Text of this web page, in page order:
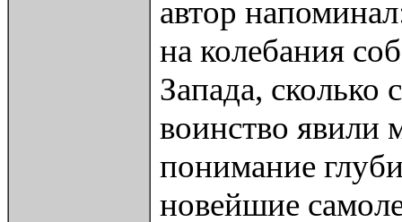
автор
на колебания
Запада, сколько
воинство явили
понимание
новейшие